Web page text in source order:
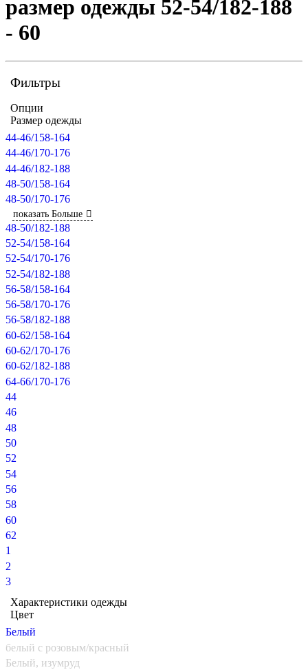
размер одежды 52-54/182-188
- 60
Фильтры
Опции
Размер одежды
44-46/158-164
44-46/170-176
44-46/182-188
48-50/158-164
48-50/170-176
показать Больше
48-50/182-188
52-54/158-164
52-54/170-176
52-54/182-188
56-58/158-164
56-58/170-176
56-58/182-188
60-62/158-164
60-62/170-176
60-62/182-188
64-66/170-176
44
46
48
50
52
54
56
58
60
62
1
2
3
Характеристики одежды
Цвет
Белый
белый с розовым/красный
Белый, изумруд